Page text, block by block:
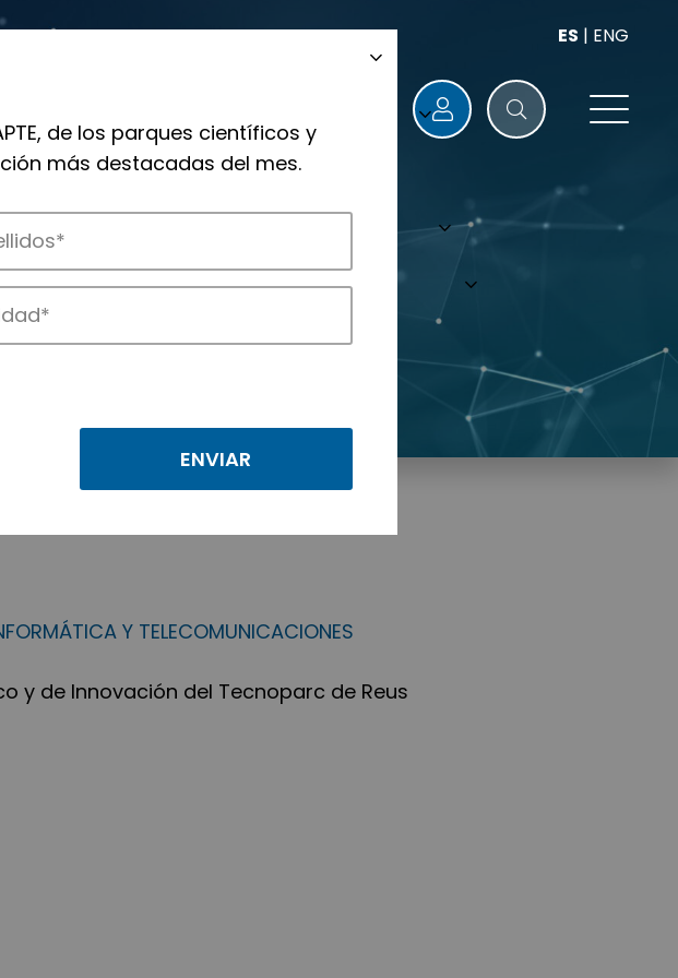
ES | ENG
de APTE.
Y TELECOMUNICACIONES
y de Innovación del Tecnoparc de Reus
de los parques científicos y
más destacadas del mes.